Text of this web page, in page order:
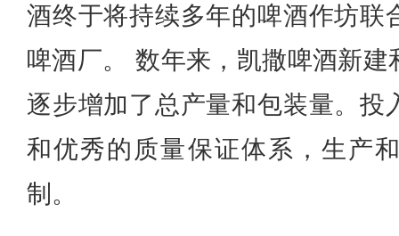
酒终于将持续多年的啤酒作坊联
啤酒厂。 数年来，凯撒啤酒新
逐步增加了总产量和包装量。投
和优秀的质量保证体系，生产
制。